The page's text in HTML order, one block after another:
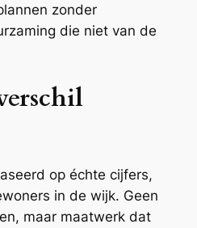
zonder
die niet van de
op échte cijfers,
in de wijk. Geen
maar maatwerk dat